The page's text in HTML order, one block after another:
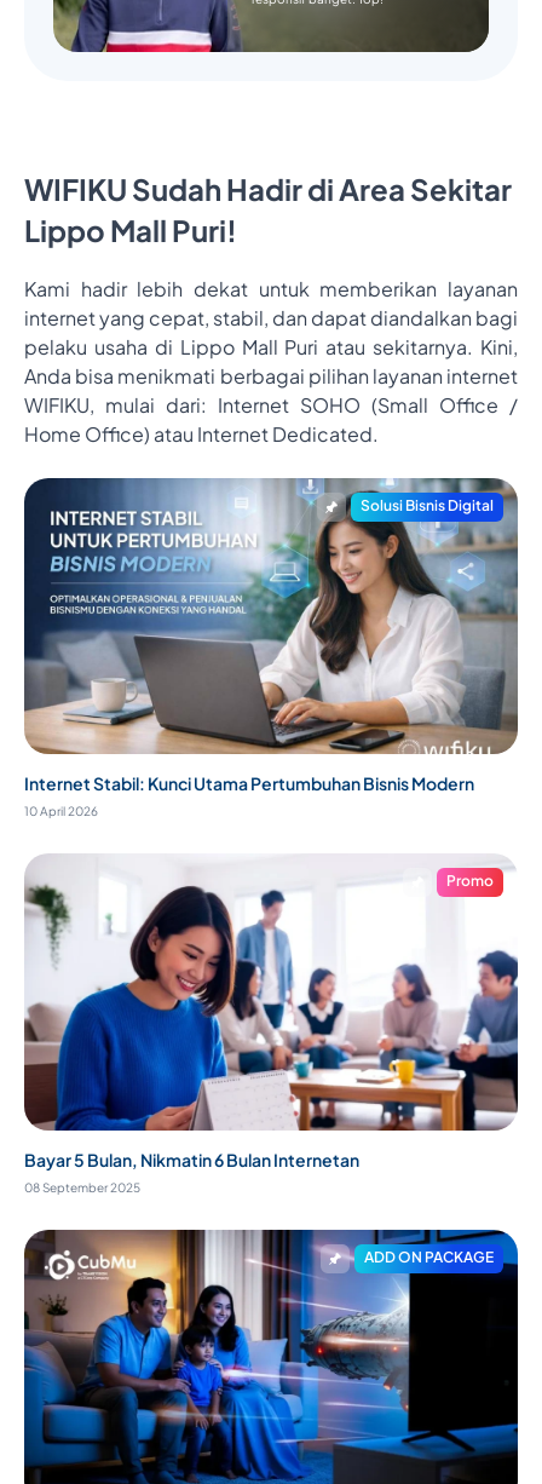
WIFIKU Sudah Hadir di Area Sekitar
Lippo Mall Puri!
Kami hadir lebih dekat untuk memberikan layanan
internet yang cepat, stabil, dan dapat diandalkan bagi
pelaku usaha di Lippo Mall Puri atau sekitarnya. Kini,
Anda bisa menikmati berbagai pilihan layanan internet
WIFIKU, mulai dari: Internet SOHO (Small Office /
Home Office) atau Internet Dedicated.
Solusi Bisnis Digital
Internet Stabil: Kunci Utama Pertumbuhan Bisnis Modern
10 April 2026
Promo
Bayar 5 Bulan, Nikmatin 6 Bulan Internetan
08 September 2025
ADD ON PACKAGE